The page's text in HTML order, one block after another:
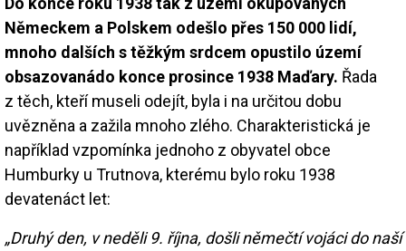
Německem a Polskem odešlo přes 150 000 lidí,
mnoho dalších s těžkým srdcem opustilo území
obsazovanádo konce prosince 1938 Maďary. Řada
z těch, kteří museli odejít, byla i na určitou dobu
uvězněna a zažila mnoho zlého. Charakteristická je
například vzpomínka jednoho z obyvatel obce
Humburky u Trutnova, kterému bylo roku 1938
devatenáct let:
„Druhý den, v neděli 9. října, došli němečtí vojáci do naší